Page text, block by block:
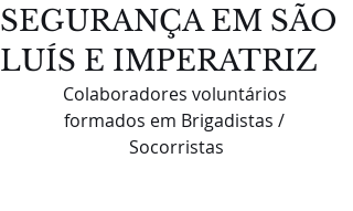
SEGURANÇA EM SÃO
LUÍS E IMPERATRIZ
Colaboradores voluntários
formados em Brigadistas /
Socorristas